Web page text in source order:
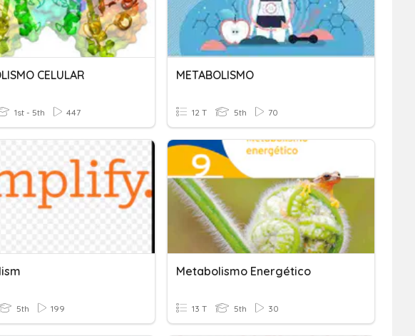
CELULAR
1st - 5th 447
METABOLISMO
12 T 5th 70
5th 199
Metabolismo Energético
13 T 5th 30